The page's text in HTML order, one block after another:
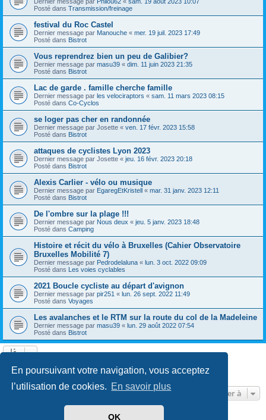
En poursuivant votre navigation, vous acceptez
l’utilisation de cookies. En savoir plus
OK
Posté dans Transmission/freinage
festival du Roc Castel
Dernier message par Manouche « mer. 19 juil. 2023 17:49
Posté dans Bistrot
Vous reprendrez bien un peu de Galibier?
Dernier message par masu39 « dim. 11 juin 2023 21:35
Posté dans Bistrot
Lac de garde . famille cherche famille
Dernier message par les velociraptors « sam. 11 mars 2023 08:15
Posté dans Co-Cyclos
se loger pas cher en randonnée
Dernier message par Josette « ven. 17 févr. 2023 15:58
Posté dans Bistrot
attaques de cyclistes Lyon 2023
Dernier message par Josette « jeu. 16 févr. 2023 20:18
Posté dans Bistrot
Alexis Carlier - vélo ou musique
Dernier message par EgaregEtKristell « mar. 31 janv. 2023 12:11
Posté dans Bistrot
De l'ombre sur la plage !!!
Dernier message par Nous deux « jeu. 5 janv. 2023 18:48
Posté dans Camping
Histoire et récit du vélo à Bruxelles (Cahier Observatoire
Bruxelles Mobilité 7)
Dernier message par Pedrodelaluna « lun. 3 oct. 2022 09:09
Posté dans Les voies cyclables
2021 Boucle cycliste au départ d'avignon
Dernier message par pir251 « lun. 26 sept. 2022 11:49
Posté dans Voyages
Les avalanches et le RTM sur la route du col de la Madeleine
Dernier message par masu39 « lun. 29 août 2022 07:54
Posté dans Bistrot
604 résultats trouvés Page1sur13
1 2 3 4 5 … 13
Aller à
phpBB ® Forum Software © phpBB Limited